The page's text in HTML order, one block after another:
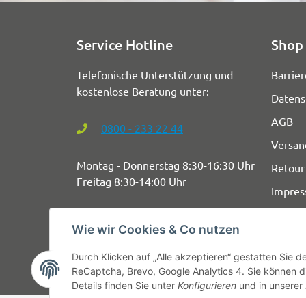
Wie wir Cookies & Co nutzen
Durch Klicken auf „Alle akzeptieren“ gestatten Sie
ReCaptcha, Brevo, Google Analytics 4. Sie können
Details finden Sie unter Konfigurieren und in unserer
Service Hotline
Telefonische Unterstützung und
kostenlose Beratung unter:
0800 - 233 22 44
Montag - Donnerstag 8:30-16:30 Uhr
Freitag 8:30-14:00 Uhr
AGB
Retour